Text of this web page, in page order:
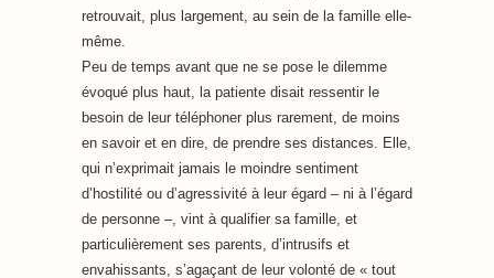
retrouvait, plus largement, au sein de la famille elle-
même.
Peu de temps avant que ne se pose le dilemme
évoqué plus haut, la patiente disait ressentir le
besoin de leur téléphoner plus rarement, de moins
en savoir et en dire, de prendre ses distances. Elle,
qui n’exprimait jamais le moindre sentiment
d’hostilité ou d’agressivité à leur égard – ni à l’égard
de personne –, vint à qualifier sa famille, et
particulièrement ses parents, d’intrusifs et
envahissants, s’agaçant de leur volonté de « tout